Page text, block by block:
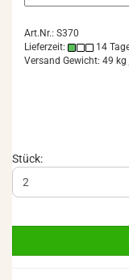
Art.Nr.: S370
Lieferzeit:
14
Versand Gewicht: 49
Stück: